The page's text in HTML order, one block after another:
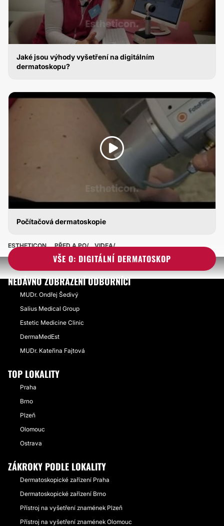
Jaké jsou výhody vyšetření na digitálním
dermatoskopu?
Počítačová dermatoskopie
VŠE O: DIGITÁLNÍ DERMATOSKOP
ESTHETICON PŘED A PO VIDEA
NEDÁVNO ZOBRAZENÍ ODBORNÍCI
MUDr. Ondřej Šedivý
Salius Medical Group
Estetic Medicine Clinic
DermaMedEst
MUDr. Kateřina Fajtová
TOP LOKALITY
Praha
Brno
Plzeň
Olomouc
Ostrava
ZÁKROKY PODLE LOKALITY
Dermatoskopické zařízení Praha
Dermatoskopické zařízení Brno
Přístroj na vyšetření znamének Plzeň
Přístroj na vyšetření znamének Olomouc